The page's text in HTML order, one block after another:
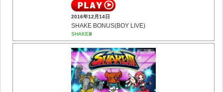
2016年12月14日
SHAKE BONUS(BOY LIVE)
SHAKEⅢ